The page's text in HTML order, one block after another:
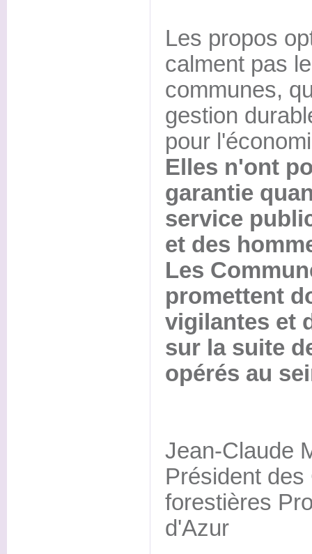
Les propos
calment pas
communes,
gestion
pour
Elles n'ont
garantie
service
et des
Les
promettent
vigilantes et
sur la suite
opérés au
Jean-Claude
Président
forestières
d'Azur